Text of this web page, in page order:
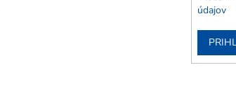
údajov